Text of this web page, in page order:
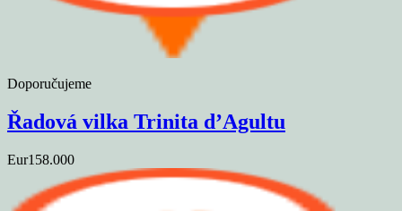
Doporučujeme
Řadová vilka Trinita d’Agultu
Eur158.000